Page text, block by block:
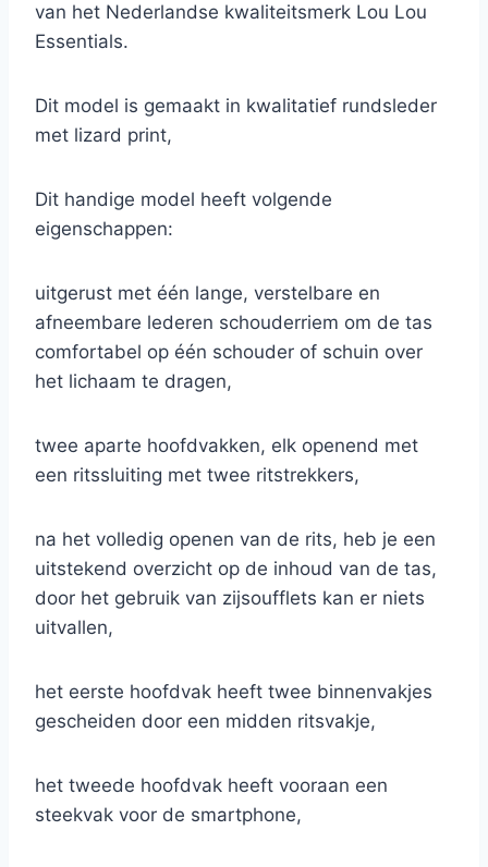
van het Nederlandse kwaliteitsmerk Lou Lou
Essentials.
Dit model is gemaakt in kwalitatief rundsleder
met lizard print,
Dit handige model heeft volgende
eigenschappen:
uitgerust met één lange, verstelbare en
afneembare lederen schouderriem om de tas
comfortabel op één schouder of schuin over
het lichaam te dragen,
twee aparte hoofdvakken, elk openend met
een ritssluiting met twee ritstrekkers,
na het volledig openen van de rits, heb je een
uitstekend overzicht op de inhoud van de tas,
door het gebruik van zijsoufflets kan er niets
uitvallen,
het eerste hoofdvak heeft twee binnenvakjes
gescheiden door een midden ritsvakje,
het tweede hoofdvak heeft vooraan een
steekvak voor de smartphone,